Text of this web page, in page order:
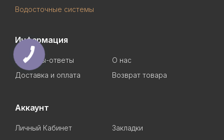
Водосточные системы
Информация
Вопросы-ответы
О нас
Доставка и оплата
Возврат товара
Аккаунт
Личный Кабинет
Закладки